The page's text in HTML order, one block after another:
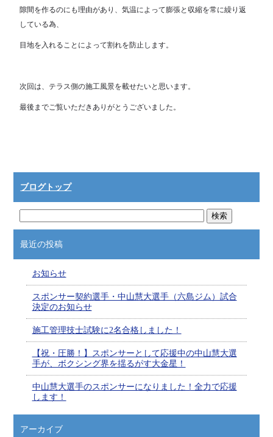
隙間を作るのにも理由があり、気温によって膨張と収縮を常に繰り返
している為、
目地を入れることによって割れを防止します。
次回は、テラス側の施工風景を載せたいと思います。
最後までご覧いただきありがとうございました。
ブログトップ
最近の投稿
お知らせ
スポンサー契約選手・中山慧大選手（六島ジム）試合
決定のお知らせ
施工管理技士試験に2名合格しました！
【祝・圧勝！】スポンサーとして応援中の中山慧大選
手が、ボクシング界を揺るがす大金星！
中山慧大選手のスポンサーになりました！全力で応援
します！
アーカイブ